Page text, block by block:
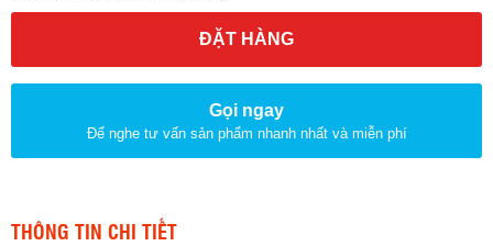
ĐẶT HÀNG
Gọi ngay
Để nghe tư vấn sản phẩm nhanh nhất và miễn phí
THÔNG TIN CHI TIẾT